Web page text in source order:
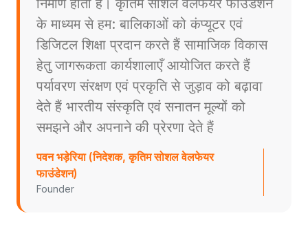
के माध्यम से हम: बालिकाओं को कंप्यूटर एवं
डिजिटल शिक्षा प्रदान करते हैं सामाजिक विकास
हेतु जागरूकता कार्यशालाएँ आयोजित करते हैं
पर्यावरण संरक्षण एवं प्रकृति से जुड़ाव को बढ़ावा
देते हैं भारतीय संस्कृति एवं सनातन मूल्यों को
समझने और अपनाने की प्रेरणा देते हैं
पवन भड़ेरिया (निदेशक, कृतिम सोशल वेलफेयर
फाउंडेशन)
Founder